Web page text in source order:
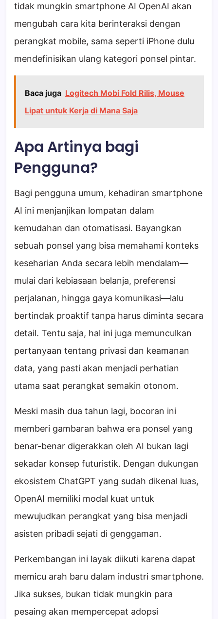
tidak mungkin smartphone AI OpenAI akan
mengubah cara kita berinteraksi dengan
perangkat mobile, sama seperti iPhone dulu
mendefinisikan ulang kategori ponsel pintar.
Baca juga Logitech Mobi Fold Rilis, Mouse
Lipat untuk Kerja di Mana Saja
Apa Artinya bagi
Pengguna?
Bagi pengguna umum, kehadiran smartphone
AI ini menjanjikan lompatan dalam
kemudahan dan otomatisasi. Bayangkan
sebuah ponsel yang bisa memahami konteks
keseharian Anda secara lebih mendalam—
mulai dari kebiasaan belanja, preferensi
perjalanan, hingga gaya komunikasi—lalu
bertindak proaktif tanpa harus diminta secara
detail. Tentu saja, hal ini juga memunculkan
pertanyaan tentang privasi dan keamanan
data, yang pasti akan menjadi perhatian
utama saat perangkat semakin otonom.
Meski masih dua tahun lagi, bocoran ini
memberi gambaran bahwa era ponsel yang
benar-benar digerakkan oleh AI bukan lagi
sekadar konsep futuristik. Dengan dukungan
ekosistem ChatGPT yang sudah dikenal luas,
OpenAI memiliki modal kuat untuk
mewujudkan perangkat yang bisa menjadi
asisten pribadi sejati di genggaman.
Perkembangan ini layak diikuti karena dapat
memicu arah baru dalam industri smartphone.
Jika sukses, bukan tidak mungkin para
pesaing akan mempercepat adopsi